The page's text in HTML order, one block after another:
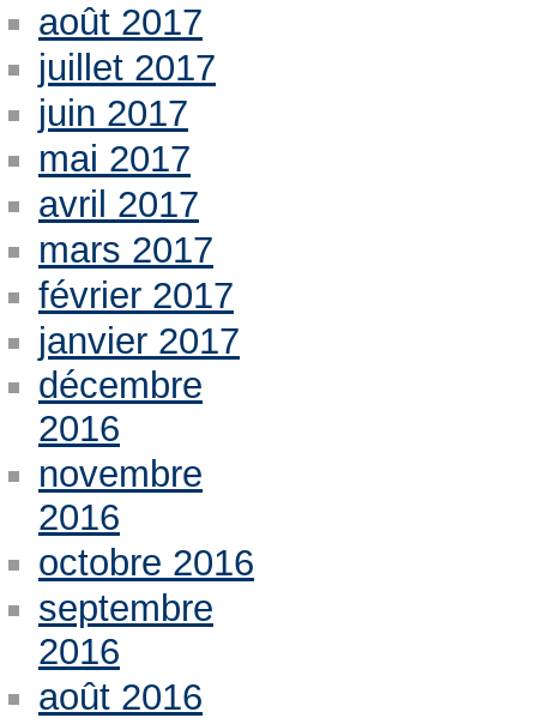
août 2017
juillet 2017
juin 2017
mai 2017
avril 2017
mars 2017
février 2017
janvier 2017
décembre
2016
novembre
2016
octobre 2016
septembre
2016
août 2016